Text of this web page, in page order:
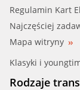
GATES-AU
GK (987748)
GRAF, MGA
Regulamin Kart
Najczęściej
Mapa witryny
Klasyki i
Rodzaje